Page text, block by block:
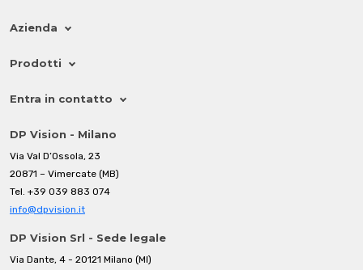
Azienda
Prodotti
Entra in contatto
DP Vision - Milano
Via Val D’Ossola, 23
20871 – Vimercate (MB)
Tel. +39 039 883 074
info@dpvision.it
DP Vision Srl - Sede legale
Via Dante, 4 - 20121 Milano (MI)